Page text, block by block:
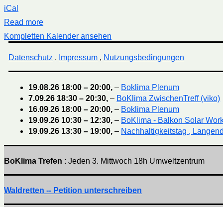
iCal
Read more
Kompletten Kalender ansehen
Datenschutz , Impressum , Nutzungsbedingungen
19.08.26 18:00 – 20:00,– Boklima Plenum
7.09.26 18:30 – 20:30,– BoKlima ZwischenTreff (viko)
16.09.26 18:00 – 20:00,– Boklima Plenum
19.09.26 10:30 – 12:30,– BoKlima - Balkon Solar
19.09.26 13:30 – 19:00,– Nachhaltigkeitstag ,
BoKlima Trefen : Jeden 3. Mittwoch 18h Umweltzentrum
Waldretten -- Petition unterschreiben